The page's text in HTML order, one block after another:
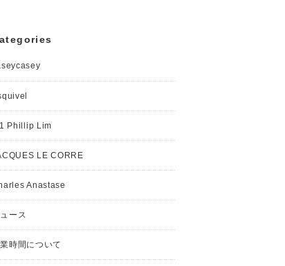
Phillip Lim
LE CORRE
Anastase
ース
時間について